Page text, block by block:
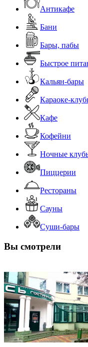
Антикафе
Бани
Бары, пабы
Быстрое
Кальян-бары
Караоке-
Кафе
Кофейни
Ночные
Пиццерии
Рестораны
Сауны
Суши-бары
Вы смотрели